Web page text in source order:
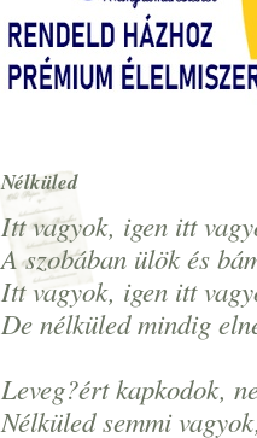
Nélküled
Itt vagyok, igen itt
A szobában ülök és
Itt vagyok, igen itt
De nélküled mindig
Leveg?ért kapkodok,
Nélküled semmi